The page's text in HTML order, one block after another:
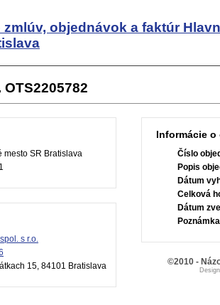
objednávok a faktúr
mesto SR Bratislava
s r.o.
15, 84101 Bratislava
Informácie
Číslo
Popis
Dátum
Celková
Dátum
©2010 -